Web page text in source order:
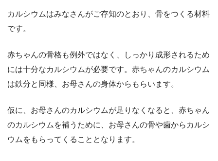
カルシウムはみなさんがご存知のとおり、骨をつくる材料
です。
赤ちゃんの骨格も例外ではなく、しっかり成形されるため
には十分なカルシウムが必要です。赤ちゃんのカルシウム
は鉄分と同様、お母さんの身体からもらいます。
仮に、お母さんのカルシウムが足りなくなると、赤ちゃん
のカルシウムを補うために、お母さんの骨や歯からカルシ
ウムをもらってくることとなります。